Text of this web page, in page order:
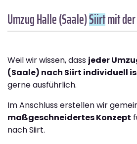
Umzug Halle (Saale)Siirtmit
Weil wir wissen, dass jeder
(Saale) nach Siirt individuell
gerne ausführlich.
Im Anschluss erstellen wir
maßgeschneidertes Konzept
nach Siirt.